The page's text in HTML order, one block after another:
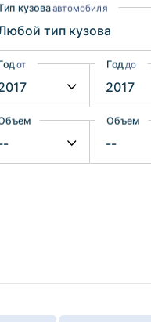
кузоваавтомобиля
от Год до
от Объем